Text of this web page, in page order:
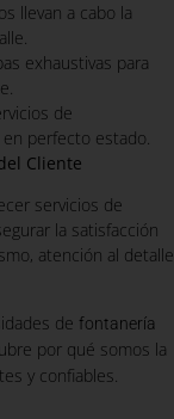
llevan a cabo la
exhaustivas para
de
perfecto estado.
Cliente
servicios de
la satisfacción
atención al detalle
de fontanería
por qué somos la
y confiables.